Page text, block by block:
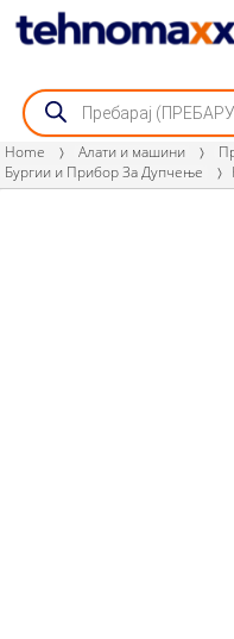
Skip
Skip
Products
search
Home Алати и машини
Бургии и Прибор За Дупчење